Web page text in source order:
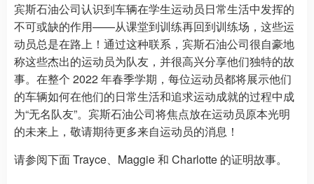
宾斯石油公司认识到车辆在学生运动员日常生活中发挥的
不可或缺的作用——从课堂到训练再回到训练场，这些运
动员总是在路上！通过这种联系，宾斯石油公司很自豪地
称这些杰出的运动员为队友，并很高兴分享他们独特的故
事。在整个 2022 年春季学期，每位运动员都将展示他们
的车辆如何在他们的日常生活和追求运动成就的过程中成
为“无名队友”。宾斯石油公司将焦点放在运动员原本光明
的未来上，敬请期待更多来自运动员的消息！
请参阅下面 Trayce、Maggie 和 Charlotte 的证明故事。